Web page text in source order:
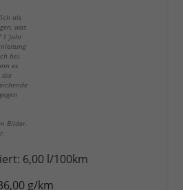
als
was
1 Jahr
bei.
es
die
Bilder.
6,00 l/100km
g/km